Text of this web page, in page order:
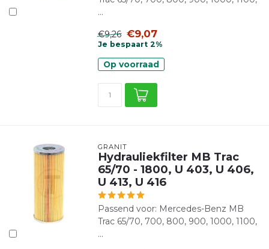
...
€9,26 €9,07
Je bespaart 2%
Op voorraad
GRANIT
Hydrauliekfilter MB Trac
65/70 - 1800, U 403, U 406,
U 413, U 416
Passend voor: Mercedes-Benz MB
Trac 65/70, 700, 800, 900, 1000, 1100,
...